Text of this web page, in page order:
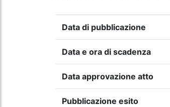
Data di pubblicazione
Data e ora di scadenza
Data approvazione atto
Pubblicazione esito